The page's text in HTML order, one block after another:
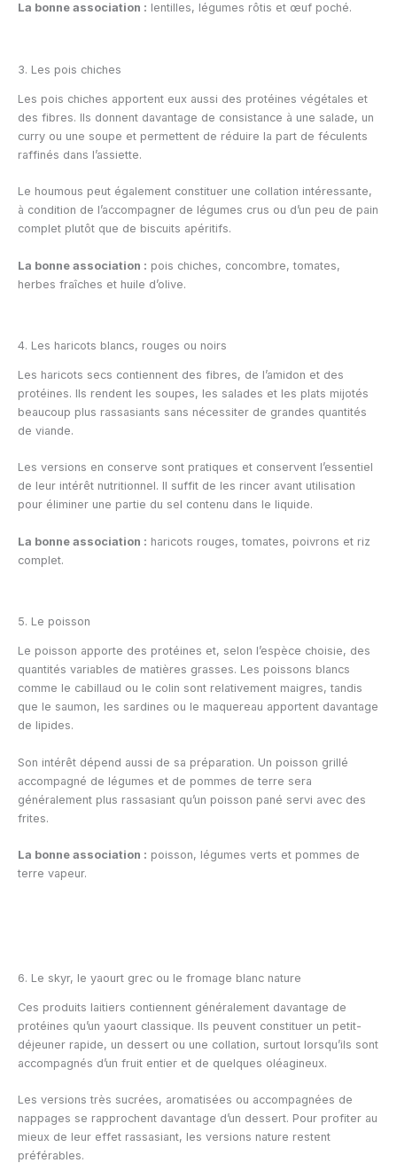
La bonne association : lentilles, légumes rôtis et œuf poché.
3. Les pois chiches
Les pois chiches apportent eux aussi des protéines végétales et
des fibres. Ils donnent davantage de consistance à une salade, un
curry ou une soupe et permettent de réduire la part de féculents
raffinés dans l’assiette.
Le houmous peut également constituer une collation intéressante,
à condition de l’accompagner de légumes crus ou d’un peu de pain
complet plutôt que de biscuits apéritifs.
La bonne association : pois chiches, concombre, tomates,
herbes fraîches et huile d’olive.
4. Les haricots blancs, rouges ou noirs
Les haricots secs contiennent des fibres, de l’amidon et des
protéines. Ils rendent les soupes, les salades et les plats mijotés
beaucoup plus rassasiants sans nécessiter de grandes quantités
de viande.
Les versions en conserve sont pratiques et conservent l’essentiel
de leur intérêt nutritionnel. Il suffit de les rincer avant utilisation
pour éliminer une partie du sel contenu dans le liquide.
La bonne association : haricots rouges, tomates, poivrons et riz
complet.
5. Le poisson
Le poisson apporte des protéines et, selon l’espèce choisie, des
quantités variables de matières grasses. Les poissons blancs
comme le cabillaud ou le colin sont relativement maigres, tandis
que le saumon, les sardines ou le maquereau apportent davantage
de lipides.
Son intérêt dépend aussi de sa préparation. Un poisson grillé
accompagné de légumes et de pommes de terre sera
généralement plus rassasiant qu’un poisson pané servi avec des
frites.
La bonne association : poisson, légumes verts et pommes de
terre vapeur.
6. Le skyr, le yaourt grec ou le fromage blanc nature
Ces produits laitiers contiennent généralement davantage de
protéines qu’un yaourt classique. Ils peuvent constituer un petit-
déjeuner rapide, un dessert ou une collation, surtout lorsqu’ils sont
accompagnés d’un fruit entier et de quelques oléagineux.
Les versions très sucrées, aromatisées ou accompagnées de
nappages se rapprochent davantage d’un dessert. Pour profiter au
mieux de leur effet rassasiant, les versions nature restent
préférables.